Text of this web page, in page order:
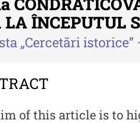
istorice"
2025
2024
LA ÎNCEPUTUL
„Cercetări
of this article is to